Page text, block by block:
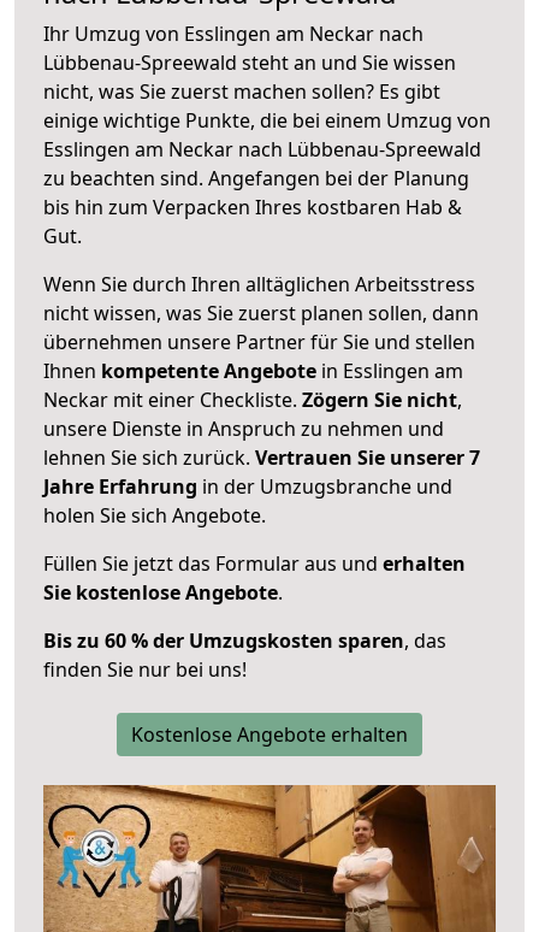
Ihr Umzug von Esslingen am Neckar nach
Lübbenau-Spreewald steht an und Sie wissen
nicht, was Sie zuerst machen sollen? Es gibt
einige wichtige Punkte, die bei einem Umzug von
Esslingen am Neckar nach Lübbenau-Spreewald
zu beachten sind. Angefangen bei der Planung
bis hin zum Verpacken Ihres kostbaren Hab &
Gut.
Wenn Sie durch Ihren alltäglichen Arbeitsstress
nicht wissen, was Sie zuerst planen sollen, dann
übernehmen unsere Partner für Sie und stellen
Ihnen kompetente Angebote in Esslingen am
Neckar mit einer Checkliste. Zögern Sie nicht,
unsere Dienste in Anspruch zu nehmen und
lehnen Sie sich zurück. Vertrauen Sie unserer 7
Jahre Erfahrung in der Umzugsbranche und
holen Sie sich Angebote.
Füllen Sie jetzt das Formular aus und erhalten
Sie kostenlose Angebote.
Bis zu 60 % der Umzugskosten sparen, das
finden Sie nur bei uns!
Kostenlose Angebote erhalten